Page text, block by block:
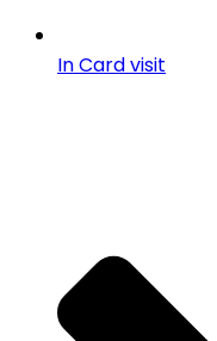
In Card visit